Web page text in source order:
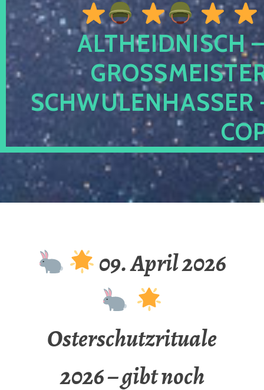
ALTHEIDNISCH
CHWULENHASSER
09. April 2026
Osterschutzrituale
2026 – gibt noch